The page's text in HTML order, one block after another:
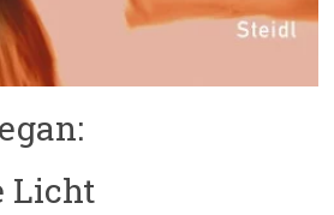
Licht